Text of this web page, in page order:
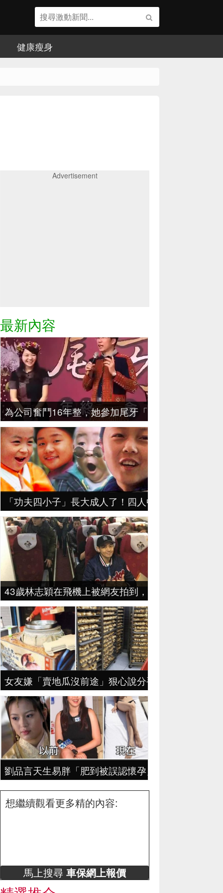
健康瘦身
Advertisement
最新內容
為公司奮鬥16年整，她參加尾牙「領三個月年終獎
「功夫四小子」長大成人了！四人中只有「他」最
43歲林志穎在飛機上被網友拍到，粉絲：真人和相
女友嫌「賣地瓜沒前途」狠心說分手，地瓜哥拼4
劉品言天生易胖「肥到被誤認懷孕」！8年來「減
想繼續觀看更多精的內容:
馬上搜尋 車保網上報價